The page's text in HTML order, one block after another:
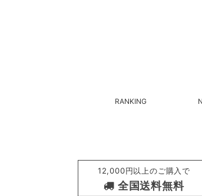
RANKING
12,000円以上のご購入で
全国送料無料